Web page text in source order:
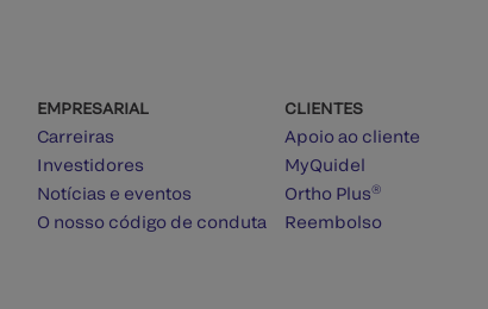
EMPRESARIAL
Carreiras
Investidores
Notícias e eventos
O nosso código de conduta
CLIENTES
Apoio ao cliente
MyQuidel
Ortho Plus®
Reembolso